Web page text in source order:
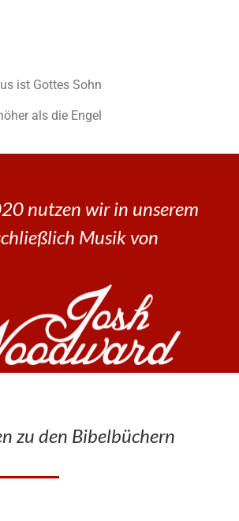
ist Gottes Sohn
als die Engel
nutzen wir in unserem
Musik von
zu den Bibelbüchern